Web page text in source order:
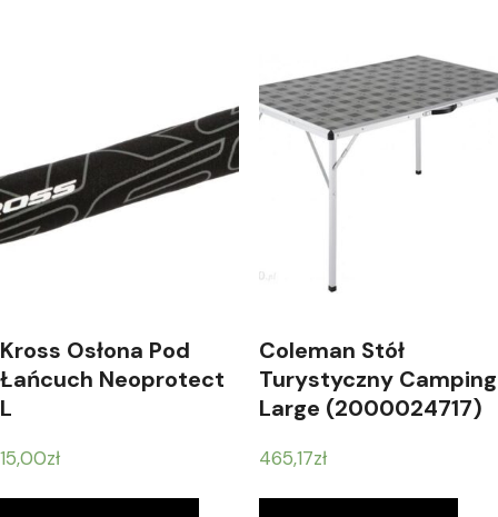
Kross Osłona Pod
Łańcuch Neoprotect
L
15,00zł
Coleman Stół
Turystyczny Camping
Large (2000024717)
465,17zł